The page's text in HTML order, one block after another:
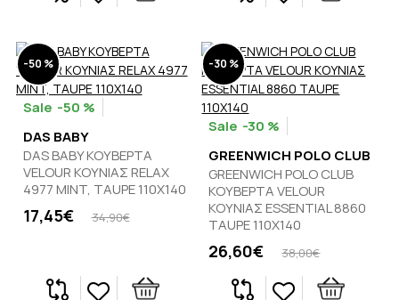
-50 %
-50 %
DAS BABY
DAS BABY ΚΟΥΒΕΡΤΑ
VELOUR ΚΟΥΝΙΑΣ RELAX
4977 MINT, TAUPE 110Χ140
34,90€
17,45€
-30 %
-30 %
GREENWICH POLO CLUB
GREENWICH POLO CLUB
ΚΟΥΒΕΡΤΑ VELOUR
ΚΟΥΝΙΑΣ ESSENTIAL 8860
TAUPE 110Χ140
38,00€
26,60€